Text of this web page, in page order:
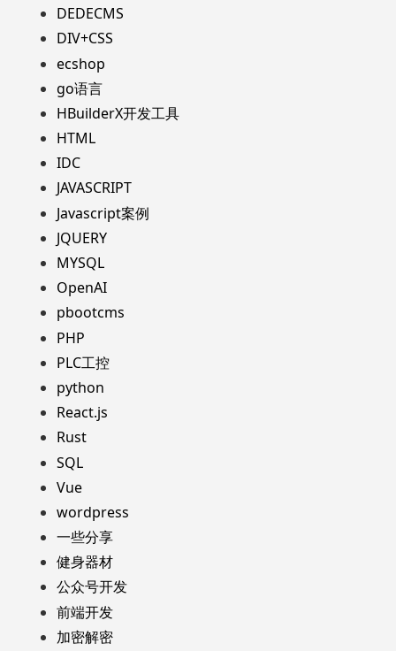
DEDECMS
DIV+CSS
ecshop
go语言
HBuilderX开发工具
HTML
IDC
JAVASCRIPT
Javascript案例
JQUERY
MYSQL
OpenAI
pbootcms
PHP
PLC工控
python
React.js
Rust
SQL
Vue
wordpress
一些分享
健身器材
公众号开发
前端开发
加密解密